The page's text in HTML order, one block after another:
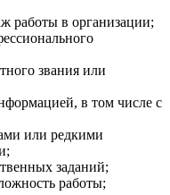
работы в организации;
звания или
в том числе с
или редкими
заданий;
работы;